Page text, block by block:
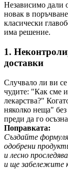
Независимо дали
новак в
класически
има решение.
1.
доставки
Случвало ли ви
чудите: "Как сме
лекарства?"
няколко неща" без
преди да го
Поправката:
Създайте
одобрени
и лесно
и ще забележите